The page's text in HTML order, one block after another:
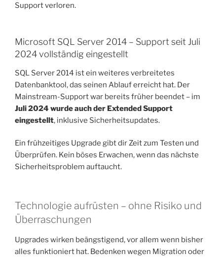
Support verloren.
Microsoft SQL Server 2014 – Support seit Juli
2024 vollständig eingestellt
SQL Server 2014 ist ein weiteres verbreitetes
Datenbanktool, das seinen Ablauf erreicht hat. Der
Mainstream-Support war bereits früher beendet – im
Juli 2024 wurde auch der Extended Support
eingestellt, inklusive Sicherheitsupdates.
Ein frühzeitiges Upgrade gibt dir Zeit zum Testen und
Überprüfen. Kein böses Erwachen, wenn das nächste
Sicherheitsproblem auftaucht.
Technologie aufrüsten – ohne Risiko und
Überraschungen
Upgrades wirken beängstigend, vor allem wenn bisher
alles funktioniert hat. Bedenken wegen Migration oder